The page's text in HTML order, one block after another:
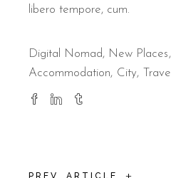
libero tempore, cum.
Digital Nomad, New Places
Accommodation
City Travel
PREV. ARTICLE